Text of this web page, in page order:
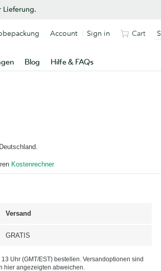
Lieferung.
Blog Hilfe & FAQs
Account Sign in Cart
Kostenrechner
Versand
GRATIS
Uhr (GMT/EST) bestellen. Versandoptionen sind
hier angezeigten abweichen.